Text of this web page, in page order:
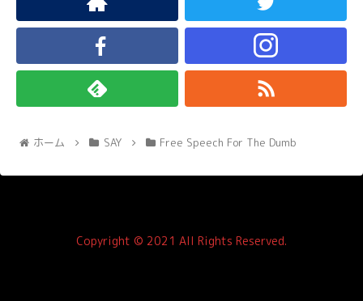
ホーム SAY Free Speech For The Dumb
Copyright © 2021 All Rights Reserved.